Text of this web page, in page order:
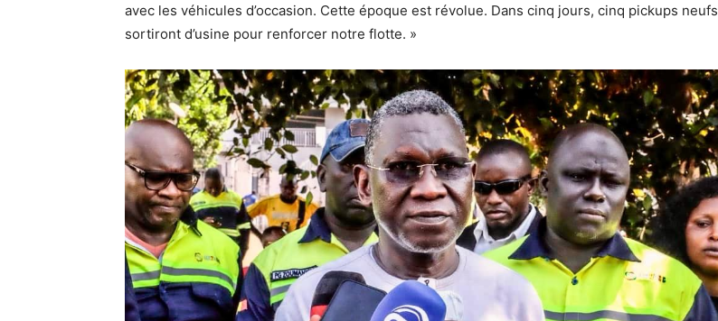
avec les véhicules d’occasion. Cette époque est révolue. Dans cinq jours, cinq pickups neufs
sortiront d’usine pour renforcer notre flotte. »